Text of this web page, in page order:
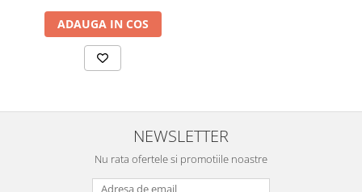
ADAUGA IN COS
NEWSLETTER
Nu rata ofertele si promotiile noastre